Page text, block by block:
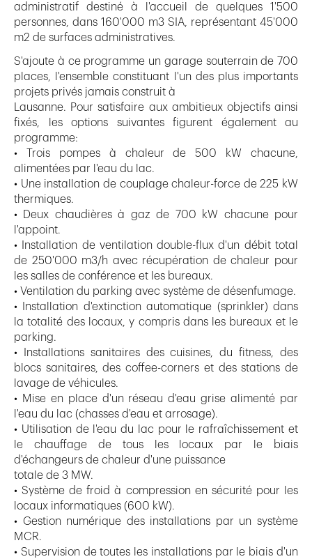
administratif destiné à l'accueil de quelques 1'500
personnes, dans 160'000 m3 SIA, représentant 45'000
m2 de surfaces administratives.
S'ajoute à ce programme un garage souterrain de 700
places, l'ensemble constituant l'un des plus importants
projets privés jamais construit à
Lausanne. Pour satisfaire aux ambitieux objectifs ainsi
fixés, les options suivantes figurent également au
programme:
• Trois pompes à chaleur de 500 kW chacune,
alimentées par l'eau du lac.
• Une installation de couplage chaleur-force de 225 kW
thermiques.
• Deux chaudières à gaz de 700 kW chacune pour
l'appoint.
• Installation de ventilation double-flux d'un débit total
de 250'000 m3/h avec récupération de chaleur pour
les salles de conférence et les bureaux.
• Ventilation du parking avec système de désenfumage.
• Installation d'extinction automatique (sprinkler) dans
la totalité des locaux, y compris dans les bureaux et le
parking.
• Installations sanitaires des cuisines, du fitness, des
blocs sanitaires, des coffee-corners et des stations de
lavage de véhicules.
• Mise en place d'un réseau d'eau grise alimenté par
l'eau du lac (chasses d'eau et arrosage).
• Utilisation de l'eau du lac pour le rafraîchissement et
le chauffage de tous les locaux par le biais
d'échangeurs de chaleur d'une puissance
totale de 3 MW.
• Système de froid à compression en sécurité pour les
locaux informatiques (600 kW).
• Gestion numérique des installations par un système
MCR.
• Supervision de toutes les installations par le biais d'un